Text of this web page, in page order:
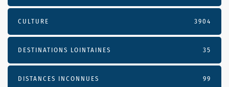
CULTURE 3904
DESTINATIONS LOINTAINES 35
DISTANCES INCONNUES 99